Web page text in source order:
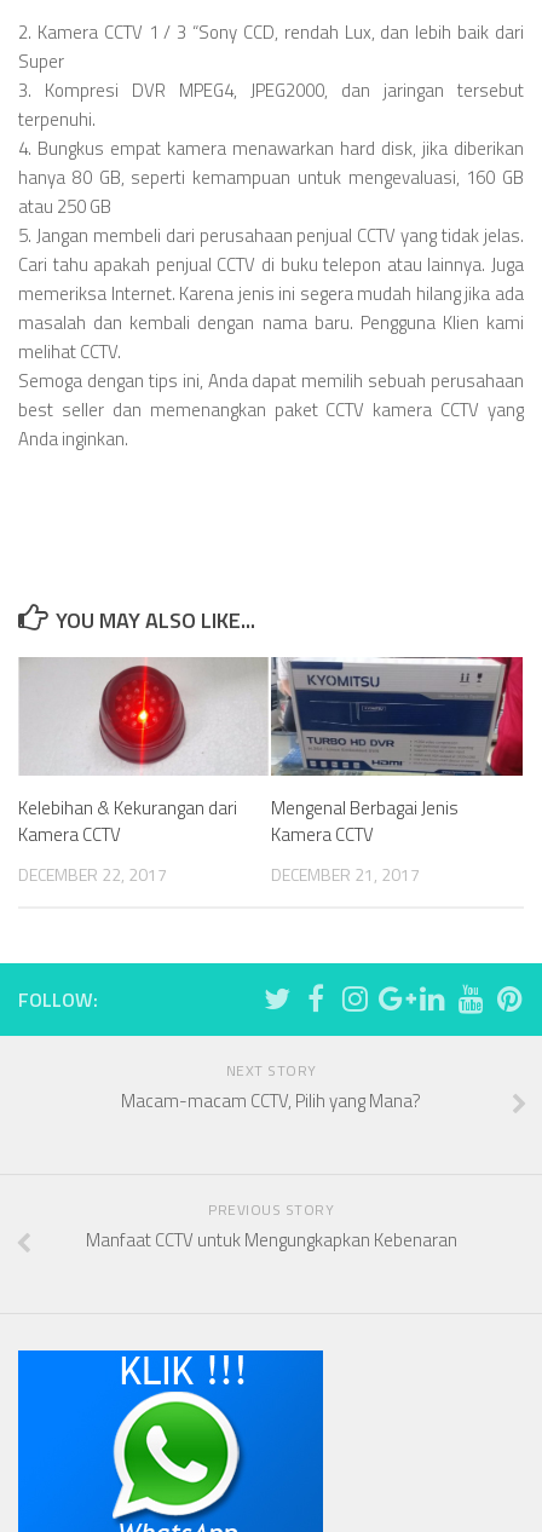
2. Kamera CCTV 1 / 3 “Sony CCD, rendah Lux, dan lebih baik dari
Super
3. Kompresi DVR MPEG4, JPEG2000, dan jaringan tersebut
terpenuhi.
4. Bungkus empat kamera menawarkan hard disk, jika diberikan
hanya 80 GB, seperti kemampuan untuk mengevaluasi, 160 GB
atau 250 GB
5. Jangan membeli dari perusahaan penjual CCTV yang tidak jelas.
Cari tahu apakah penjual CCTV di buku telepon atau lainnya. Juga
memeriksa Internet. Karena jenis ini segera mudah hilang jika ada
masalah dan kembali dengan nama baru. Pengguna Klien kami
melihat CCTV.
Semoga dengan tips ini, Anda dapat memilih sebuah perusahaan
best seller dan memenangkan paket CCTV kamera CCTV yang
Anda inginkan.
YOU MAY ALSO LIKE...
Kelebihan & Kekurangan dari
Kamera CCTV
DECEMBER 22, 2017
Mengenal Berbagai Jenis
Kamera CCTV
DECEMBER 21, 2017
FOLLOW:
NEXT STORY
Macam-macam CCTV, Pilih yang Mana?
PREVIOUS STORY
Manfaat CCTV untuk Mengungkapkan Kebenaran